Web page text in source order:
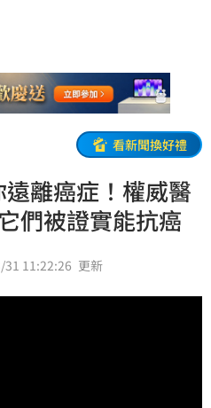
看新聞換好禮
離癌症！權威醫
們被證實能抗癌
31 11:22:26 更新